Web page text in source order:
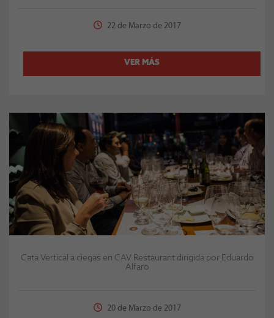
22 de Marzo de 2017
VER MÁS
Cata Vertical a ciegas en CAV Restaurant dirigida por Eduardo
Alfaro
20 de Marzo de 2017